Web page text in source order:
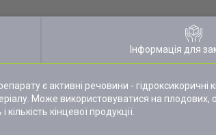
Інформація для
є активні речовини - гідроксикоричні
Може використовуватися на плодових,
кінцевої продукції.